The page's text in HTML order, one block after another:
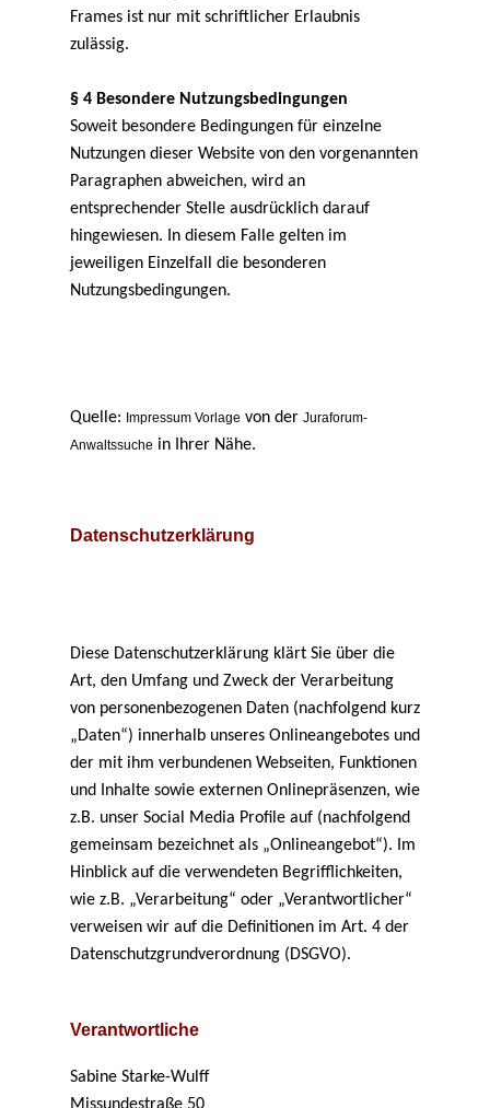
Frames ist nur mit schriftlicher Erlaubnis
zulässig.
§ 4 Besondere Nutzungsbedingungen
Soweit besondere Bedingungen für einzelne
Nutzungen dieser Website von den vorgenannten
Paragraphen abweichen, wird an
entsprechender Stelle ausdrücklich darauf
hingewiesen. In diesem Falle gelten im
jeweiligen Einzelfall die besonderen
Nutzungsbedingungen.
Quelle: Impressum Vorlage von der Juraforum-
Anwaltssuche in Ihrer Nähe.
Datenschutzerklärung
Diese Datenschutzerklärung klärt Sie über die
Art, den Umfang und Zweck der Verarbeitung
von personenbezogenen Daten (nachfolgend kurz
„Daten“) innerhalb unseres Onlineangebotes und
der mit ihm verbundenen Webseiten, Funktionen
und Inhalte sowie externen Onlinepräsenzen, wie
z.B. unser Social Media Profile auf (nachfolgend
gemeinsam bezeichnet als „Onlineangebot“). Im
Hinblick auf die verwendeten Begrifflichkeiten,
wie z.B. „Verarbeitung“ oder „Verantwortlicher“
verweisen wir auf die Definitionen im Art. 4 der
Datenschutzgrundverordnung (DSGVO).
Verantwortliche
Sabine Starke-Wulff
Missundestraße 50